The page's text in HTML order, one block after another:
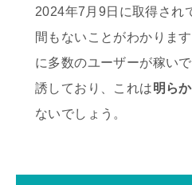
2024年7月9日に取得され
間もないことがわかりま
に多数のユーザーが稼い
誘しており、これは明ら
ないでしょう。